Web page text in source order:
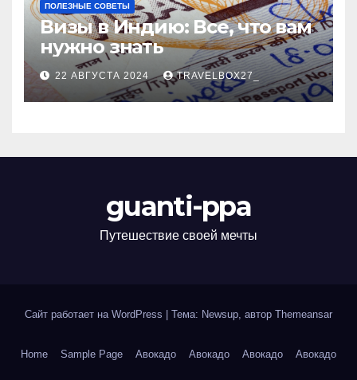
ПОЛЕЗНЫЕ СОВЕТЫ
Визы в Индию: Все, что вам
нужно знать
22 АВГУСТА 2024 TRAVELBOX27_
guanti-ppa
Путешествие своей мечты
Сайт работает на WordPress | Тема: Newsup, автор Themeansar
Home Sample Page Авокадо Авокадо Авокадо Авокадо